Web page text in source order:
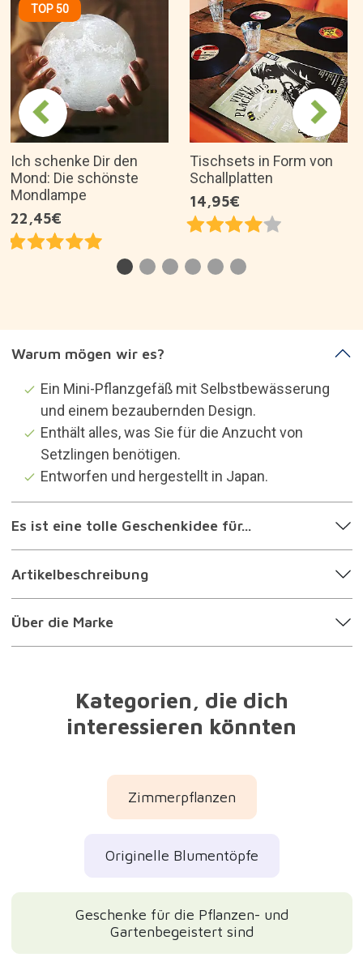
TOP 50
Ich schenke Dir den
Mond: Die schönste
Mondlampe
22,45€
Tischsets in Form von
Schallplatten
14,95€
Warum mögen wir es?
Ein Mini-Pflanzgefäß mit Selbstbewässerung
und einem bezaubernden Design.
Enthält alles, was Sie für die Anzucht von
Setzlingen benötigen.
Entworfen und hergestellt in Japan.
Es ist eine tolle Geschenkidee für...
Artikelbeschreibung
Über die Marke
Kategorien, die dich
interessieren könnten
Zimmerpflanzen
Originelle Blumentöpfe
Geschenke für die Pflanzen- und
Gartenbegeistert sind